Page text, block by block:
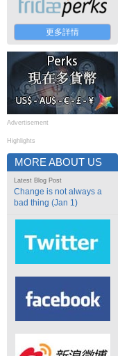
更多詳情
Advertisement
Highlights
MORE ABOUT US
Latest Blog Post
Change is not always a
bad thing (Jan 1)